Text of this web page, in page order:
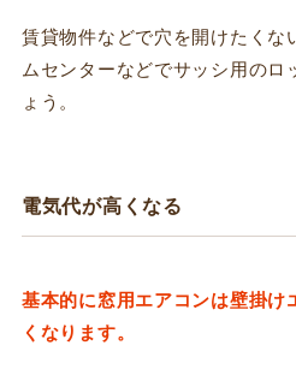
賃貸物件などで穴を開けたくな
ムセンターなどでサッシ用のロ
ょう。
電気代が高くなる
基本的に窓用エアコンは壁掛け
くなります。